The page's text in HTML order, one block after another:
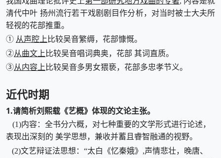
清代中叶 扬州流行若干戏剧剧目作分析，对当时被士大夫所
轻视的花部推重。
① 从声腔上比较吴音繁缛，花部慷慨。
②从曲文上 比较吴音唱词典奥，花部 其词直质。
③从内容上 比较吴音多男女猥亵，花部多忠孝节义。
近代时期
1.请简析刘熙载《艺概》体现的文论主张。
(1)内容：全书分六概，对七种重要的文学形式进行论述，
表现出深刻的 美学思想，兼收并蓄且睿智融通的视野。
(2)文艺辩证法思想：“太白《忆秦娥》,声情悲壮，晚唐、